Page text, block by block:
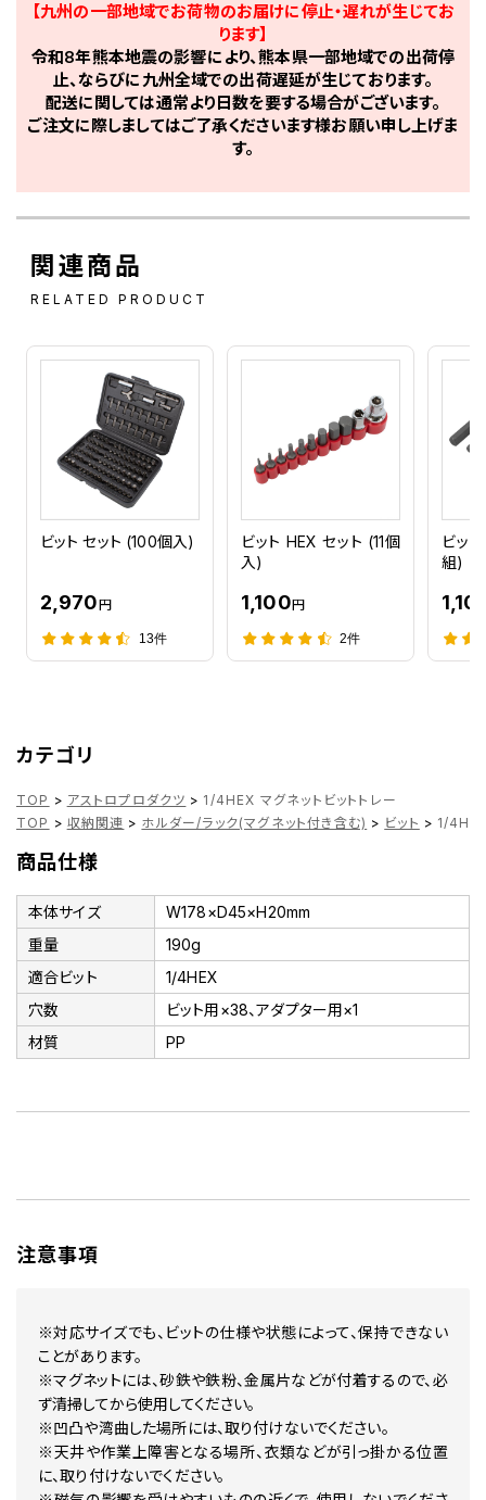
【九州の一部地域でお荷物のお届けに停止・遅れが生じてお
ります】
令和8年熊本地震の影響により、熊本県一部地域での出荷停
止、ならびに九州全域での出荷遅延が生じております。
配送に関しては通常より日数を要する場合がございます。
ご注文に際しましてはご了承くださいます様お願い申し上げま
す。
関連商品
RELATED PRODUCT
ビット セット (100個入)
2,970円
13件
ビット HEX セット (11個
入)
1,100円
2件
ビッ
組)
カテゴリ
TOP > アストロプロダクツ > 1/4HEX マグネットビットトレー
TOP > 収納関連 > ホルダー/ラック(マグネット付き含む) > ビット > 1/
商品仕様
本体サイズ
W178×D45×H20mm
重量
190g
適合ビット
1/4HEX
穴数
ビット用×38、アダプター用×1
材質
PP
注意事項
※対応サイズでも、ビットの仕様や状態によって、保持できない
ことがあります。
※マグネットには、砂鉄や鉄粉、金属片などが付着するので、必
ず清掃してから使用してください。
※凹凸や湾曲した場所には、取り付けないでください。
※天井や作業上障害となる場所、衣類などが引っ掛かる位置
に、取り付けないでください。